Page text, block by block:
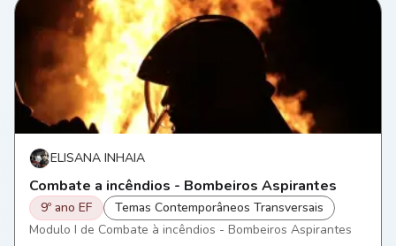
ELISANA INHAIA
Combate a incêndios - Bombeiros Aspirantes
9º ano EF
Temas Contemporâneos Transversais
Modulo I de Combate à incêndios - Bombeiros Aspirantes